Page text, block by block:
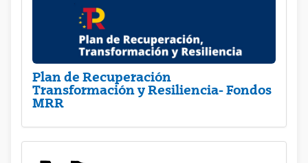
Plan de Recuperación
Transformación y Resiliencia- Fondos
MRR